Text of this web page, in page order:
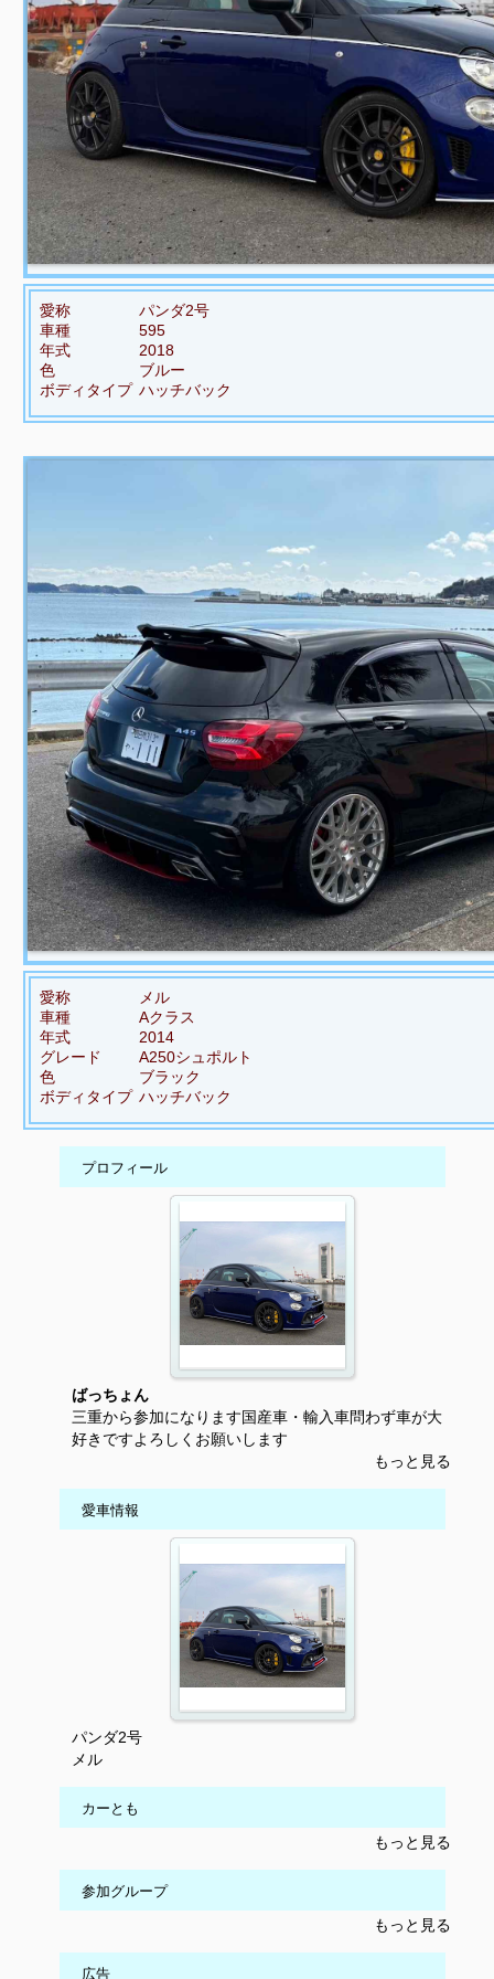
愛称
パンダ2号
車種
595
年式
2018
色
ブルー
ボディタイプ ハッチバック
愛称
メル
車種
Aクラス
年式
2014
グレード
A250シュポルト
色
ブラック
ボディタイプ ハッチバック
プロフィール
ばっちょん
三重から参加になります国産車・輸入車問わず車が大
好きですよろしくお願いします
もっと見る
愛車情報
パンダ2号
メル
カーとも
もっと見る
参加グループ
もっと見る
広告